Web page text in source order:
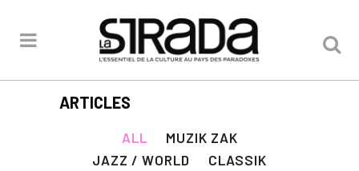
ARTICLES
ALL
MUZIK ZAK
JAZZ / WORLD
CLASSIK